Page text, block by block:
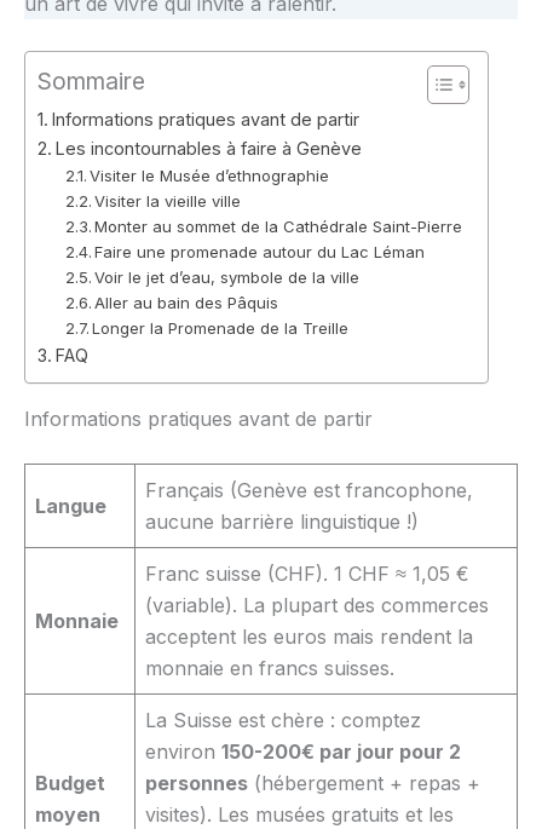
Sommaire
Informations pratiques avant de partir
Les incontournables à faire à Genève
Visiter le Musée d’ethnographie
Visiter la vieille ville
Monter au sommet de la Cathédrale Saint-Pierre
Faire une promenade autour du Lac Léman
Voir le jet d’eau, symbole de la ville
Aller au bain des Pâquis
Longer la Promenade de la Treille
FAQ
Informations pratiques avant de partir
Langue
Français (Genève est francophone,
aucune barrière linguistique !)
Monnaie
Franc suisse (CHF). 1 CHF ≈ 1,05 €
(variable). La plupart des commerces
acceptent les euros mais rendent la
monnaie en francs suisses.
Budget
moyen
La Suisse est chère : comptez
environ 150-200€ par jour pour 2
personnes (hébergement + repas +
visites). Les musées gratuits et les